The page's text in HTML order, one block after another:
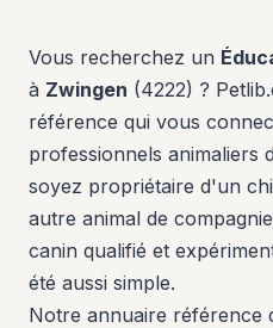
Vous recherchez un
à Zwingen (4222) ?
référence qui vous
professionnels animaliers
soyez propriétaire d'un
autre animal de
canin qualifié et
été aussi simple.
Notre annuaire référence